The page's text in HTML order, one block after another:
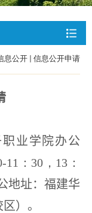
息公开 信息公开申请
业学院办公
11 ： 30 ， 1 3 ：
地址：福建华
） 。